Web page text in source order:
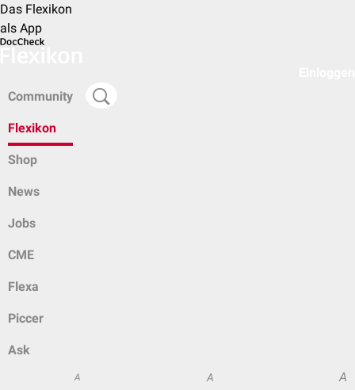
Das Flexikon
als App
Community
Flexikon
Shop
News
Jobs
CME
Flexa
Piccer
Ask
A A A